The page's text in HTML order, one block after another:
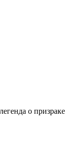
о призраке